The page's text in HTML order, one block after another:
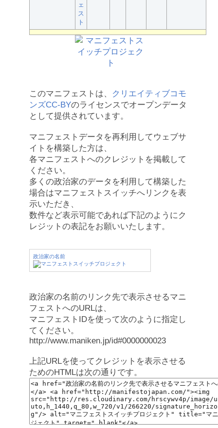
ェ
ス
ト
このマニフェストは、
クリエイティブコモ
ンズCC-BYのライセンスでオープンデータ
として提供されています。
マニフェストデータを再利用してウェブサ
イトを構築した方は、
各マニフェストへのクレジットを掲載して
ください。
多くの政治家のデータを利用して構築した
場合はマニフェストスイッチへリンクを表
示いただき、
数件など表示可能であれば下記のようにク
レジットの表記をお願いいたします。
政治家の名前
政治家の名前のリンク先で表示させるマニ
フェストへのURLは、
マニフェストIDを使って次のように指定し
てください。
http://www.maniken.jp/id#0000000023
上記URLを使ってクレジットを表示させる
ためのHTMLは次の通りです。